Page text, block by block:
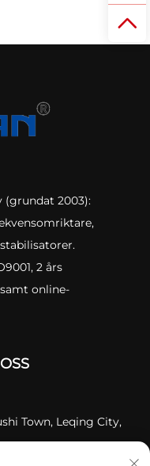
kommunikation,
halvledarteknik för
(grundat 2003):
2 års
online-
Town, Leqing City,